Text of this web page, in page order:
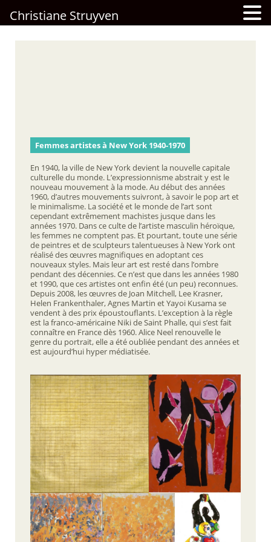
Femmes artistes à New York 1940-1970
En 1940, la ville de New York devient la nouvelle capitale
culturelle du monde. L’expressionnisme abstrait y est le
nouveau mouvement à la mode. Au début des années
1960, d’autres mouvements suivront, à savoir le pop art et
le minimalisme. La société et le monde de l’art sont
cependant extrêmement machistes jusque dans les
années 1970. Dans ce culte de l’artiste masculin héroïque,
les femmes ne comptent pas. Et pourtant, toute une série
de peintres et de sculpteurs talentueuses à New York ont
réalisé des œuvres magnifiques en adoptant ces
nouveaux styles. Mais leur art est resté dans l’ombre
pendant des décennies. Ce n’est que dans les années 1980
et 1990, que ces artistes ont enfin été (un peu) reconnues.
Depuis 2008, les œuvres de Joan Mitchell, Lee Krasner,
Helen Frankenthaler, Agnes Martin et Yayoi Kusama se
vendent à des prix époustouflants. L’exception à la règle
est la franco-américaine Niki de Saint Phalle, qui s’est fait
connaître en France dès 1960. Alice Neel renouvelle le
genre du portrait, elle a été oubliée pendant des années et
est aujourd’hui hyper médiatisée.
Christiane Struyven